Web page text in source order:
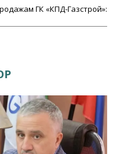
ГК «КПД-Газстрой»: